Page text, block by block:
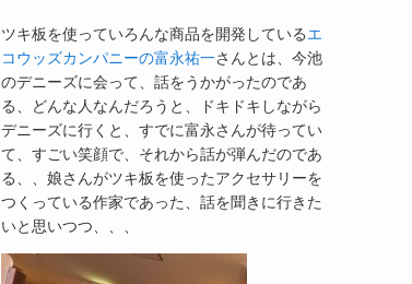
ツキ板を使っていろんな商品を開発しているエ
コウッズカンパニーの富永祐一さんとは、今池
のデニーズに会って、話をうかがったのであ
る、どんな人なんだろうと、ドキドキしながら
デニーズに行くと、すでに富永さんが待ってい
て、すごい笑顔で、それから話が弾んだのであ
る、、娘さんがツキ板を使ったアクセサリーを
つくっている作家であった、話を聞きに行きた
いと思いつつ、、、